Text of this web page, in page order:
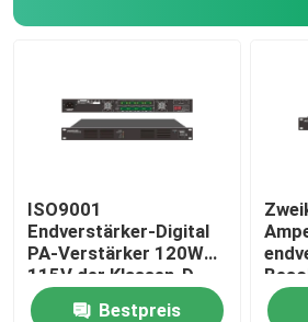
ISO9001
Endverstärker-Digital
PA-Verstärker 120W
115V der Klassen-D
Bestpreis